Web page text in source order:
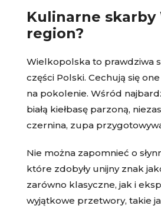
Kulinarne
region?
Wielkopolska to prawdziwa
części Polski. Cechują się
na pokolenie. Wśród
białą kiełbasę parzoną,
czernina, zupa
Nie można zapomnieć o
które zdobyły unijny znak
zarówno klasyczne, jak i
wyjątkowe przetwory, takie